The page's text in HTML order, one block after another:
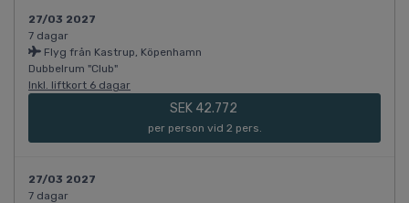
27/03 2027
7 dagar
Flyg från Kastrup, Köpenhamn
Dubbelrum "Club"
Inkl. liftkort 6 dagar
SEK 42.772
per person vid 2 pers.
27/03 2027
7 dagar